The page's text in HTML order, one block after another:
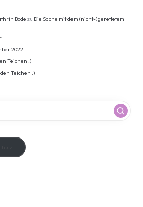
Bode zu Die Sache mit dem (nicht-)gerettetem
2022
Teichen :)
Teichen :)